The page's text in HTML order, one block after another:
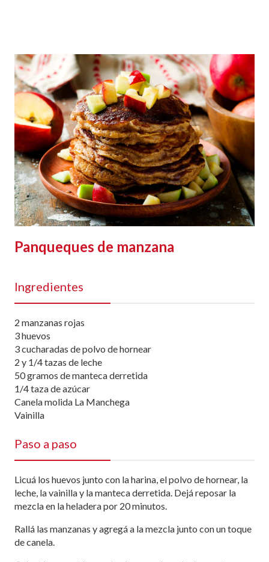
Panqueques de manzana
Ingredientes
2 manzanas rojas
3 huevos
3 cucharadas de polvo de hornear
2 y 1/4 tazas de leche
50 gramos de manteca derretida
1/4 taza de azúcar
Canela molida La Manchega
Vainilla
Paso a paso
Licuá los huevos junto con la harina, el polvo de hornear, la
leche, la vainilla y la manteca derretida. Dejá reposar la
mezcla en la heladera por 20 minutos.
Rallá las manzanas y agregá a la mezcla junto con un toque
de canela.